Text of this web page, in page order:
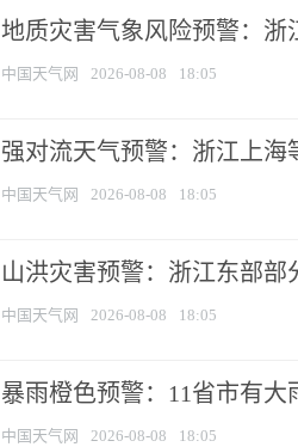
地质灾害气象风险预警：
中国天气网 2026-08-08 18:05
强对流天气预警：浙江上海
中国天气网 2026-08-08 18:05
山洪灾害预警：浙江东部
中国天气网 2026-08-08 18:05
暴雨橙色预警：11省市有
中国天气网 2026-08-08 18:05